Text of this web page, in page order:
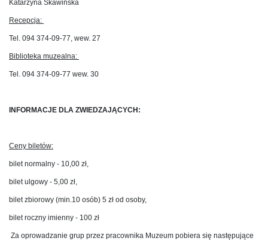
Katarzyna Skawińska
Recepcja:
Tel. 094 374-09-77, wew. 27
Biblioteka muzealna:
Tel. 094 374-09-77 wew. 30
INFORMACJE DLA ZWIEDZAJĄCYCH:
Ceny biletów:
bilet normalny - 10,00 zł,
bilet ulgowy - 5,00 zł,
bilet zbiorowy (min.10 osób) 5 zł od osoby,
bilet roczny imienny - 100 zł
Za oprowadzanie grup przez pracownika Muzeum pobiera się następujące